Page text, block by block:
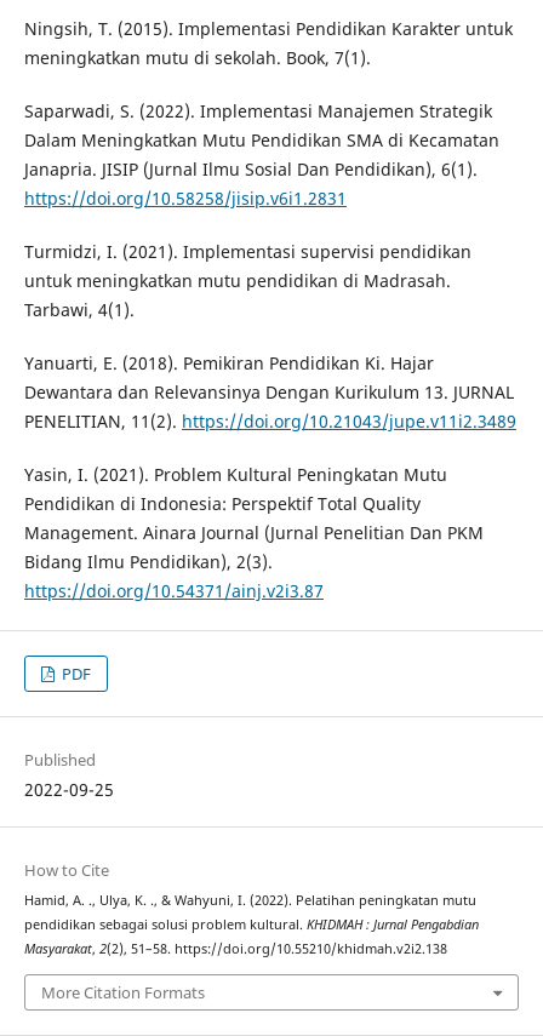
Ningsih, T. (2015). Implementasi Pendidikan Karakter untuk
meningkatkan mutu di sekolah. Book, 7(1).
Saparwadi, S. (2022). Implementasi Manajemen Strategik
Dalam Meningkatkan Mutu Pendidikan SMA di Kecamatan
Janapria. JISIP (Jurnal Ilmu Sosial Dan Pendidikan), 6(1).
https://doi.org/10.58258/jisip.v6i1.2831
Turmidzi, I. (2021). Implementasi supervisi pendidikan
untuk meningkatkan mutu pendidikan di Madrasah.
Tarbawi, 4(1).
Yanuarti, E. (2018). Pemikiran Pendidikan Ki. Hajar
Dewantara dan Relevansinya Dengan Kurikulum 13. JURNAL
PENELITIAN, 11(2). https://doi.org/10.21043/jupe.v11i2.3489
Yasin, I. (2021). Problem Kultural Peningkatan Mutu
Pendidikan di Indonesia: Perspektif Total Quality
Management. Ainara Journal (Jurnal Penelitian Dan PKM
Bidang Ilmu Pendidikan), 2(3).
https://doi.org/10.54371/ainj.v2i3.87
PDF
Published
2022-09-25
How to Cite
Hamid, A. ., Ulya, K. ., & Wahyuni, I. (2022). Pelatihan peningkatan mutu
pendidikan sebagai solusi problem kultural. KHIDMAH : Jurnal Pengabdian
Masyarakat, 2(2), 51–58. https://doi.org/10.55210/khidmah.v2i2.138
More Citation Formats